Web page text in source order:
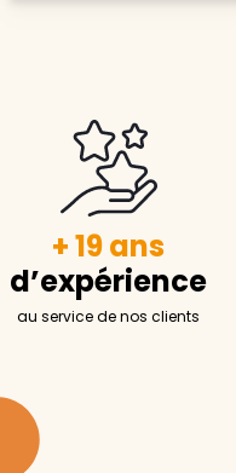
+ 19 ans
d’expérience
au service de nos clients